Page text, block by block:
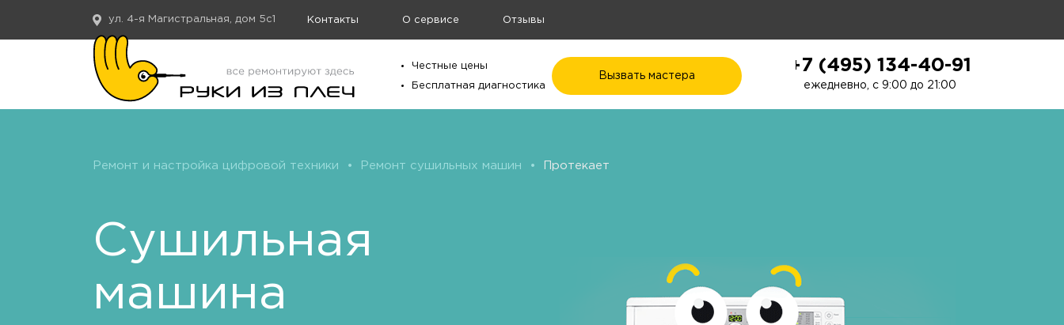
ул. 4-я Магистральная, дом 5с1 Контакты О сервисе Отзывы
Честные цены
Бесплатная диагностика
Вызвать мастера
+7 (495) 134-40-91
ежедневно, с 9:00 до 21:00
Ремонт и настройка цифровой техники • Ремонт сушильных машин • Протекает
Сушильная
машина